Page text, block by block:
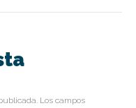
Los campos